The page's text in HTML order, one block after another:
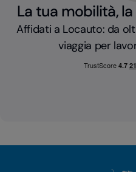
La tua mobilità,
Affidati a Locauto: da
viaggia per